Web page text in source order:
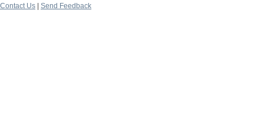
Contact Us
Send Feedback